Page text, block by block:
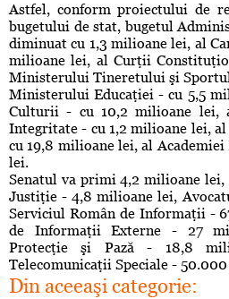
Astfel, conform proiectului de
bugetului de stat, bugetul
diminuat cu 1,3 milioane lei, al
milioane lei, al Curţii
Ministerului Tineretului şi
Ministerului Educaţiei - cu 5,5
Culturii - cu 10,2 milioane lei,
Integritate - cu 1,2 milioane lei,
cu 19,8 milioane lei, al
lei.
Senatul va primi 4,2 milioane lei,
Justiţie - 4,8 milioane lei,
Serviciul Român de Informaţii -
de Informaţii Externe - 27
Protecţie şi Pază - 18,8
Telecomunicaţii Speciale -
Din aceeaşi categorie: